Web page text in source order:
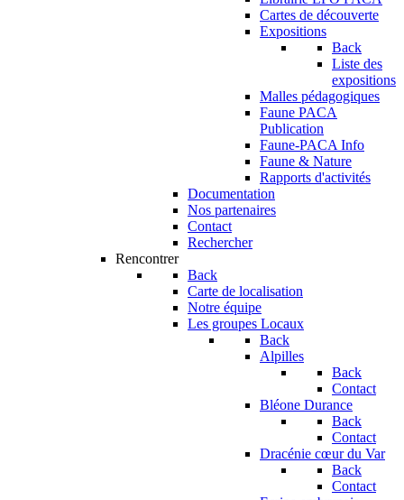
Cartes de découverte
Expositions
Back
Liste des
expositions
Malles pédagogiques
Faune PACA
Publication
Faune-PACA Info
Faune & Nature
Rapports d'activités
Documentation
Nos partenaires
Contact
Rechercher
Rencontrer
Back
Carte de localisation
Notre équipe
Les groupes Locaux
Back
Alpilles
Back
Contact
Bléone Durance
Back
Contact
Dracénie cœur du Var
Back
Contact